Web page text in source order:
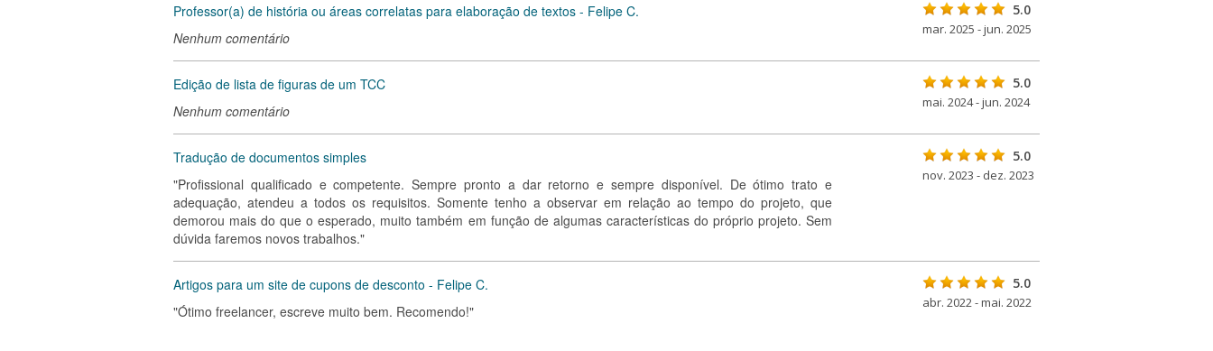
Professor(a) de história ou áreas correlatas para elaboração de textos - Felipe C.
Nenhum comentário
5.0
mar. 2025 - jun. 2025
Edição de lista de figuras de um TCC
Nenhum comentário
5.0
mai. 2024 - jun. 2024
Tradução de documentos simples
"Profissional qualificado e competente. Sempre pronto a dar retorno e sempre disponível. De ótimo trato e
adequação, atendeu a todos os requisitos. Somente tenho a observar em relação ao tempo do projeto, que
demorou mais do que o esperado, muito também em função de algumas características do próprio projeto. Sem
dúvida faremos novos trabalhos."
5.0
nov. 2023 - dez. 2023
Artigos para um site de cupons de desconto - Felipe C.
"Ótimo freelancer, escreve muito bem. Recomendo!"
5.0
abr. 2022 - mai. 2022